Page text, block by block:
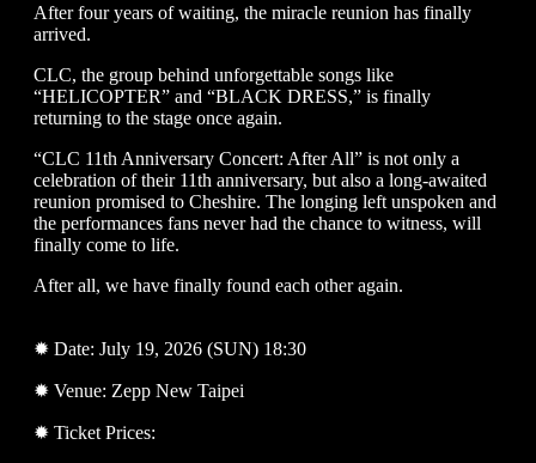
After four years of waiting, the miracle reunion has finally
arrived.
CLC, the group behind unforgettable songs like
“HELICOPTER” and “BLACK DRESS,” is finally
returning to the stage once again.
“CLC 11th Anniversary Concert: After All” is not only a
celebration of their 11th anniversary, but also a long-awaited
reunion promised to Cheshire. The longing left unspoken and
the performances fans never had the chance to witness, will
finally come to life.
After all, we have finally found each other again.
✹ Date: July 19, 2026 (SUN) 18:30
✹ Venue: Zepp New Taipei
✹ Ticket Prices: